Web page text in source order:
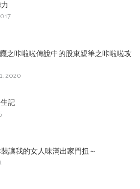
之咔啦啦傳說中的股東親筆之咔啦啦攻
2020
記
讓我的女人味滿出家門扭～